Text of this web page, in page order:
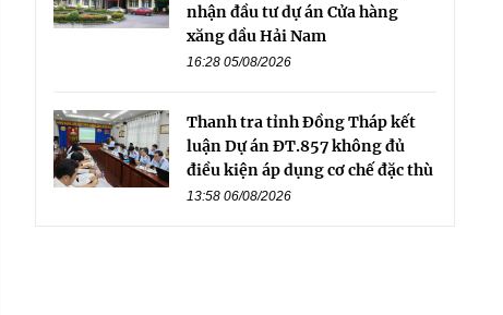
nhận đầu tư dự án Cửa hàng
xăng dầu Hải Nam
16:28 05/08/2026
Thanh tra tỉnh Đồng Tháp kết
luận Dự án ĐT.857 không đủ
điều kiện áp dụng cơ chế đặc thù
13:58 06/08/2026